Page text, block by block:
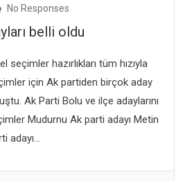
No Responses
belli oldu
hazırlıkları tüm hızıyla
için Ak partiden birçok aday
Ak Parti Bolu ve ilçe adaylarını
Mudurnu Ak parti adayı Metin